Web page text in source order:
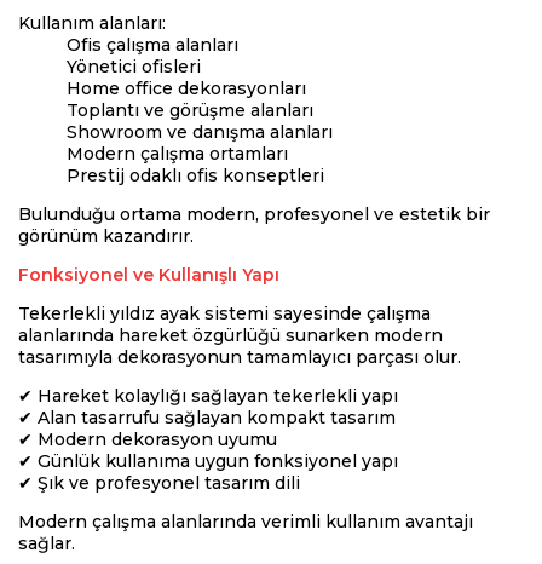
Kullanım alanları:
Ofis çalışma alanları
Yönetici ofisleri
Home office dekorasyonları
Toplantı ve görüşme alanları
Showroom ve danışma alanları
Modern çalışma ortamları
Prestij odaklı ofis konseptleri
Bulunduğu ortama modern, profesyonel ve estetik bir
görünüm kazandırır.
Fonksiyonel ve Kullanışlı Yapı
Tekerlekli yıldız ayak sistemi sayesinde çalışma
alanlarında hareket özgürlüğü sunarken modern
tasarımıyla dekorasyonun tamamlayıcı parçası olur.
✔ Hareket kolaylığı sağlayan tekerlekli yapı
✔ Alan tasarrufu sağlayan kompakt tasarım
✔ Modern dekorasyon uyumu
✔ Günlük kullanıma uygun fonksiyonel yapı
✔ Şık ve profesyonel tasarım dili
Modern çalışma alanlarında verimli kullanım avantajı
sağlar.